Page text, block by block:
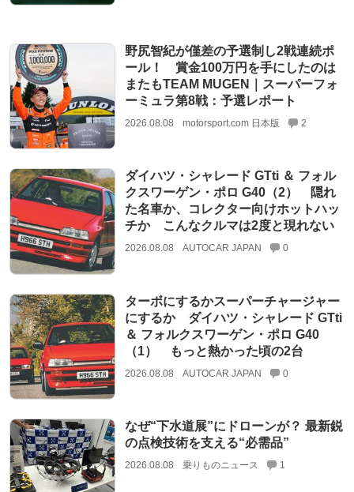
野尻智紀が僅差の予選制し2戦連続ポ
ール！ 賞金100万円を手にしたのは
またもTEAM MUGEN｜スーパーフォ
ーミュラ第8戦：予選レポート
2026.08.08 motorsport.com 日本版 2
ダイハツ・シャレード GTti ＆ フォル
クスワーゲン・ポロ G40（2） 隠れ
た名車か、コレクター向けホットハッ
チか こんなクルマは2度と現れない
2026.08.08 AUTOCAR JAPAN 0
ターボにするかスーパーチャージャー
にするか ダイハツ・シャレード GTti
＆ フォルクスワーゲン・ポロ G40
（1） もっと熱かった頃の2台
2026.08.08 AUTOCAR JAPAN 0
なぜ“下水道展”にドローンが？ 最新鋭
の点検技術を支える“必需品”
2026.08.08 乗りものニュース 1